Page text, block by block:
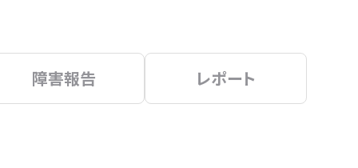
障害報告 レポート